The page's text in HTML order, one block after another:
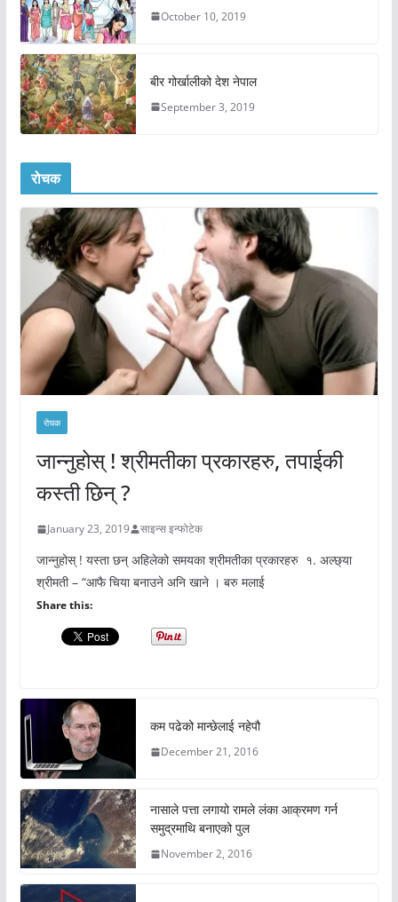
October 10, 2019
बीर गोर्खालीको देश नेपाल
September 3, 2019
रोचक
रोचक
जान्नुहोस् ! श्रीमतीका प्रकारहरु, तपाईकी
कस्ती छिन् ?
January 23, 2019 साइन्स इन्फोटेक
जान्नुहोस् ! यस्ता छन् अहिलेको समयका श्रीमतीका प्रकारहरु १. अल्छ्या
श्रीमती – “आफै चिया बनाउने अनि खाने । बरु मलाई
Share this:
कम पढेको मान्छेलाई नहेपौ
December 21, 2016
नासाले पत्ता लगायो रामले लंका आक्रमण गर्न
समुद्रमाथि बनाएको पुल
November 2, 2016